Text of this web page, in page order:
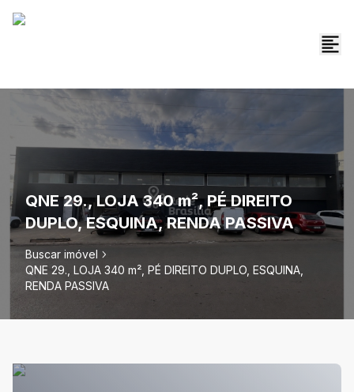
QNE 29., LOJA 340 m², PÉ DIREITO
DUPLO, ESQUINA, RENDA PASSIVA
Buscar imóvel
QNE 29., LOJA 340 m², PÉ DIREITO DUPLO, ESQUINA,
RENDA PASSIVA